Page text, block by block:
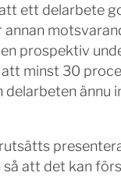
ett delarbete
annan
prospektiv
minst 30
delarbeten ännu
att det kan